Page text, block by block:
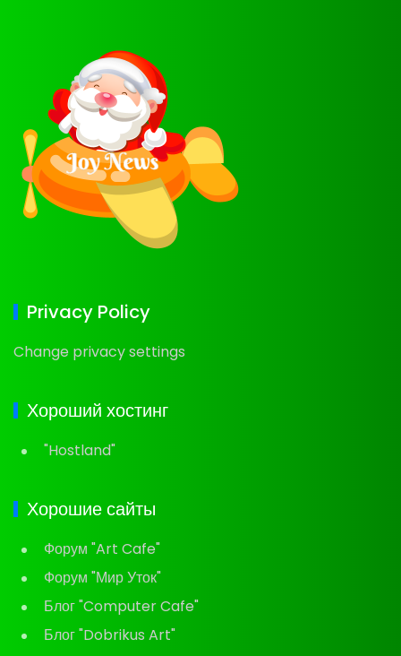
Privacy Policy
Change privacy settings
Хороший хостинг
"Hostland"
Хорошие сайты
Форум "Art Cafe"
Форум "Мир Уток"
Блог "Computer Cafe"
Блог "Dobrikus Art"